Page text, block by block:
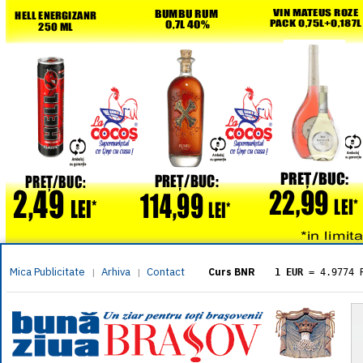
Mica Publicitate | Arhiva | Contact Curs BNR 1 EUR = 4.9774
= 5.8304
1 XAU= 464.4611
1 AED= 1.1933
1 AUD= 2.7957
1 BGN= 2.5449